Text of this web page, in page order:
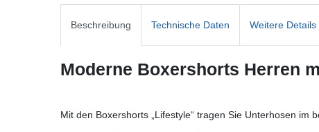
Beschreibung Technische Daten Weitere Details
Moderne Boxershorts Herren
Mit den Boxershorts „Lifestyle“ tragen Sie Unterhosen im